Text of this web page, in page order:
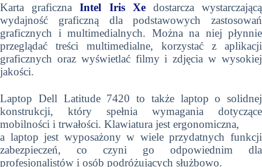
Karta graficznaIntel Iris Xedostarcza wystarczającą
wydajność graficzną dla podstawowych zastosowań
graficznych i multimedialnych. Można na niej płynnie
przeglądać treści multimedialne, korzystać z aplikacji
graficznych oraz wyświetlać filmy i zdjęcia w wysokiej
jakości.
Laptop Dell Latitude 7420 to także laptop o solidnej
konstrukcji, który spełnia wymagania dotyczące
mobilności i trwałości. Klawiatura jest ergonomiczna,
a laptop jest wyposażony w wiele przydatnych funkcji
zabezpieczeń, co czyni go odpowiednim dla
profesjonalistów i osób podróżujących służbowo.